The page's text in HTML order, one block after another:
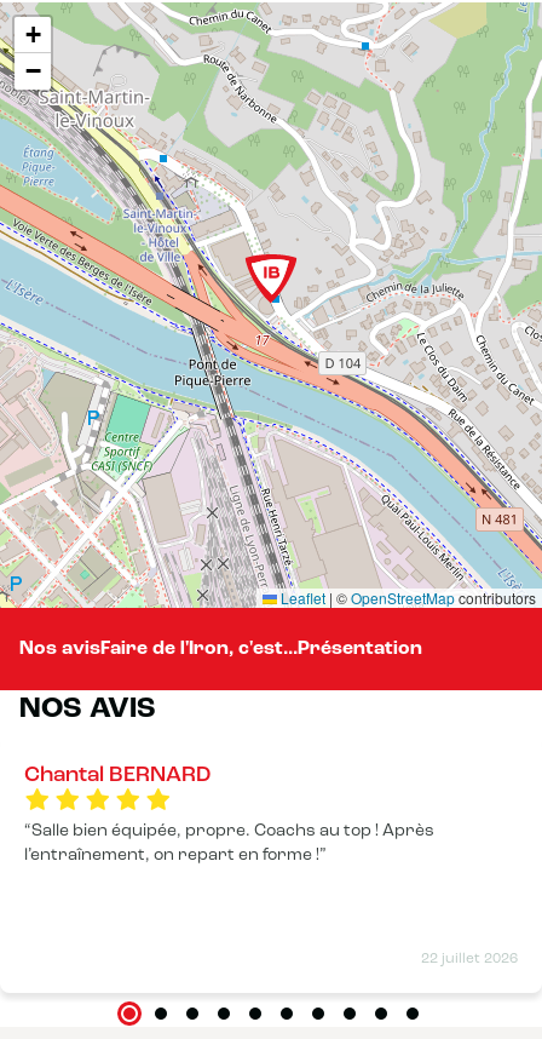
+
−
Leaflet | ©OpenStreetMapcontributors
Nos avisFaire de l'Iron, c'est...Présentation
NOS AVIS
Chantal BERNARD
22 juillet 2026
Salle bien équipée, propre. Coachs au top ! Après
l’entraînement, on repart en forme !